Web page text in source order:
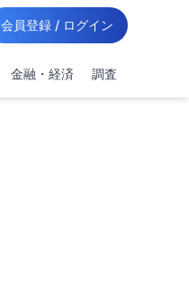
会員登録 / ログイン
金融・経済 調査